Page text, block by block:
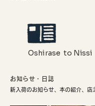
Oshirase to Nissi
お知らせ・日誌
新入荷のお知らせ、本の紹介、店